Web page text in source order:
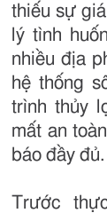
thiếu sự
lý tình
nhiều địa
hệ thống
trình thủy
mất an
báo đầy đủ.
Trước